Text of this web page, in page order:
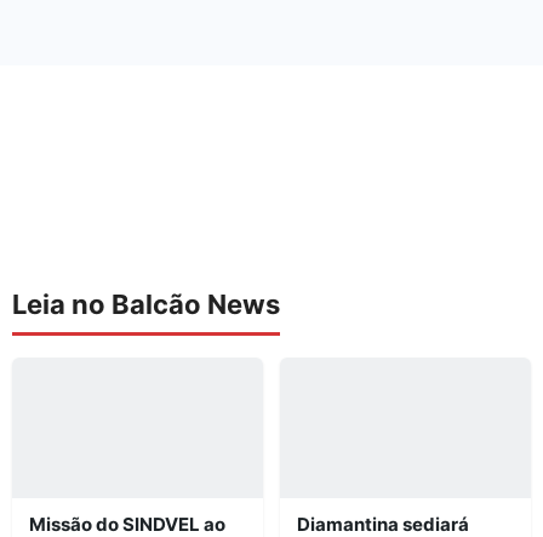
Leia no Balcão News
Missão do SINDVEL ao
Diamantina sediará